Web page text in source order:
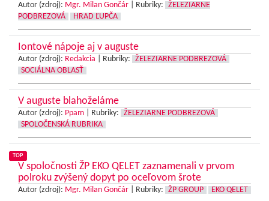
Autor (zdroj): Mgr. Milan Gončár Rubriky:
ŽELEZIARNE
PODBREZOVÁ
HRAD ĽUPČA
Iontové nápoje aj v auguste
Autor (zdroj): Redakcia Rubriky:
ŽELEZIARNE PODBREZOVÁ
SOCIÁLNA OBLASŤ
V auguste blahoželáme
Autor (zdroj): Ppam Rubriky:
ŽELEZIARNE PODBREZOVÁ
SPOLOČENSKÁ RUBRIKA
TOP
V spoločnosti ŽP EKO QELET zaznamenali v prvom
polroku zvýšený dopyt po oceľovom šrote
Autor (zdroj): Mgr. Milan Gončár Rubriky: ŽP GROUP EKO QELET